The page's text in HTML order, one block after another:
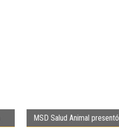
MSD Salud Animal presentó